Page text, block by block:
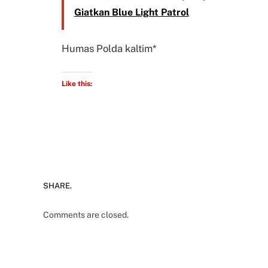
Giatkan Blue Light Patrol
Humas Polda kaltim*
Like this:
SHARE.
Comments are closed.